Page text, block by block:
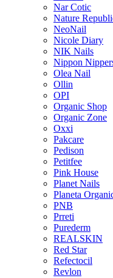
Nar Cotic
Nature
NeoNail
Nicole Diary
NIK Nails
Nippon
Olea Nail
Ollin
OPI
Organic Shop
Organic Zone
Oxxi
Pakcare
Pedison
Petitfee
Pink House
Planet Nails
Planeta
PNB
Prreti
Purederm
REALSKIN
Red Star
Refectocil
Revlon